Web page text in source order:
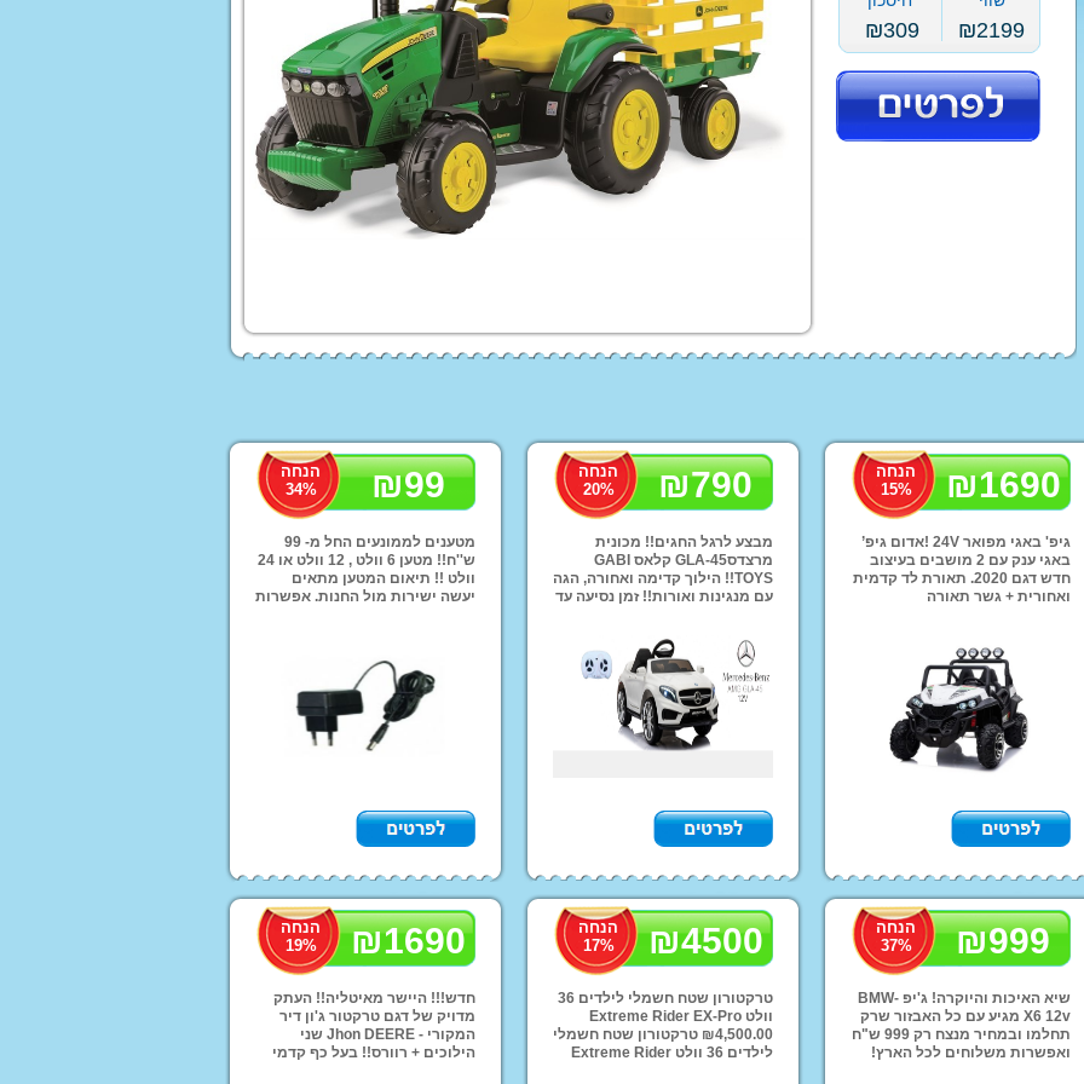
עגלת תינוק בבה קומפורט
עגלות סייבקס - CYBEX
עגלת תינוק ג'נה ריידר
עגלות מאמס אנד פאפס
טיולון פג פרגו
טיולוני Baby Jogger
כסא אוכל לתינוק מצעים לורה סוויסרה
מצעים לעריסות ולולים
תלת אופן לילדים
טרקטור פדלים לילדים
סוללות לממונעים
טרקטורון ממונע לילדים
ג'יפ ממונע לילדים
אופנוע ממונע לילדים
ממנועים פג פראגו
קורקינטים חשמליים
מוצרי הנקה והאכלה מזרונים ומשטחי פעילות
הליכון לתינוק מיטות מעבר חדרי תינוקות וילדים
תאורה לחדרי ילדים
₪2199
₪309
₪1690
הנחה
15%
גיפ' באגי מפואר 24V !אדום גיפ’
באגי ענק עם 2 מושבים בעיצוב
חדש דגם 2020. תאורת לד קדמית
ואחורית + גשר תאורה
₪790
הנחה
20%
מבצע לרגל החגים!! מכונית
מרצדסGLA-45 קלאס GABI
TOYS!! הילוך קדימה ואחורה, הגה
עם מנגינות ואורות!! זמן נסיעה עד
במקום 1400 !! אפשרות
משלוחים לכל הארץ!!
₪99
הנחה
34%
מטענים לממונעים החל מ- 99
ש''ח!! מטען 6 וולט , 12 וולט או 24
וולט !! תיאום המטען מתאים
יעשה ישירות מול החנות. אפשרות
₪999
הנחה
37%
שיא האיכות והיוקרה! ג'יפ BMW-
X6 12v מגיע עם כל האבזור שרק
תחלמו ובמחיר מנצח רק 999 ש"ח
ואפשרות משלוחים לכל הארץ!
₪4500
הנחה
17%
טרקטורון שטח חשמלי לילדים 36
וולט Extreme Rider EX-Pro
₪4,500.00 טרקטורון שטח חשמלי
לילדים 36 וולט Extreme Rider
₪1690
הנחה
19%
חדש!!! היישר מאיטליה!! העתק
מדויק של דגם טרקטור ג'ון דיר
המקורי - Jhon DEERE שני
הילוכים + רוורס!! בעל כף קדמי